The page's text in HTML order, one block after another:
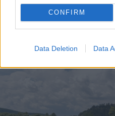
CONFIRM
Data Deletion Data
mindenkinek, aki
felépítéséhez.